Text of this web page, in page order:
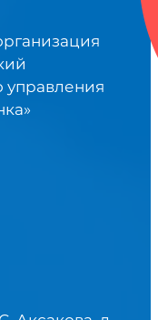
управления